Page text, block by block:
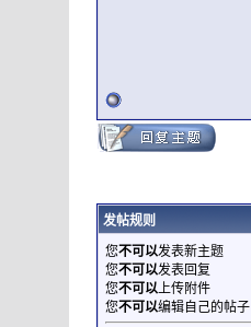
发帖规则
您不可以发表新主题
您不可以发表回复
您不可以上传附件
您不可以编辑自己的帖子